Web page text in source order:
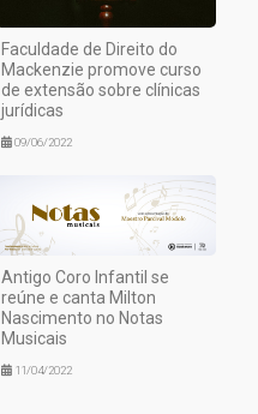
Faculdade de Direito do
Mackenzie promove curso
de extensão sobre clínicas
jurídicas
09/06/2022
Antigo Coro Infantil se
reúne e canta Milton
Nascimento no Notas
Musicais
11/04/2022